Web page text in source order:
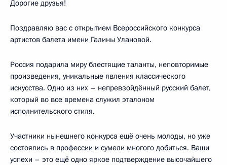
Дорогие друзья!
Поздравляю вас с открытием Всероссийского конкурса
артистов балета имени Галины Улановой.
Россия подарила миру блестящие таланты, неповторимые
произведения, уникальные явления классического
искусства. Одно из них – непревзойдённый русский балет,
который во все времена служил эталоном
исполнительского стиля.
Участники нынешнего конкурса ещё очень молоды, но уже
состоялись в профессии и сумели многого добиться. Ваши
успехи – это ещё одно яркое подтверждение высочайшего